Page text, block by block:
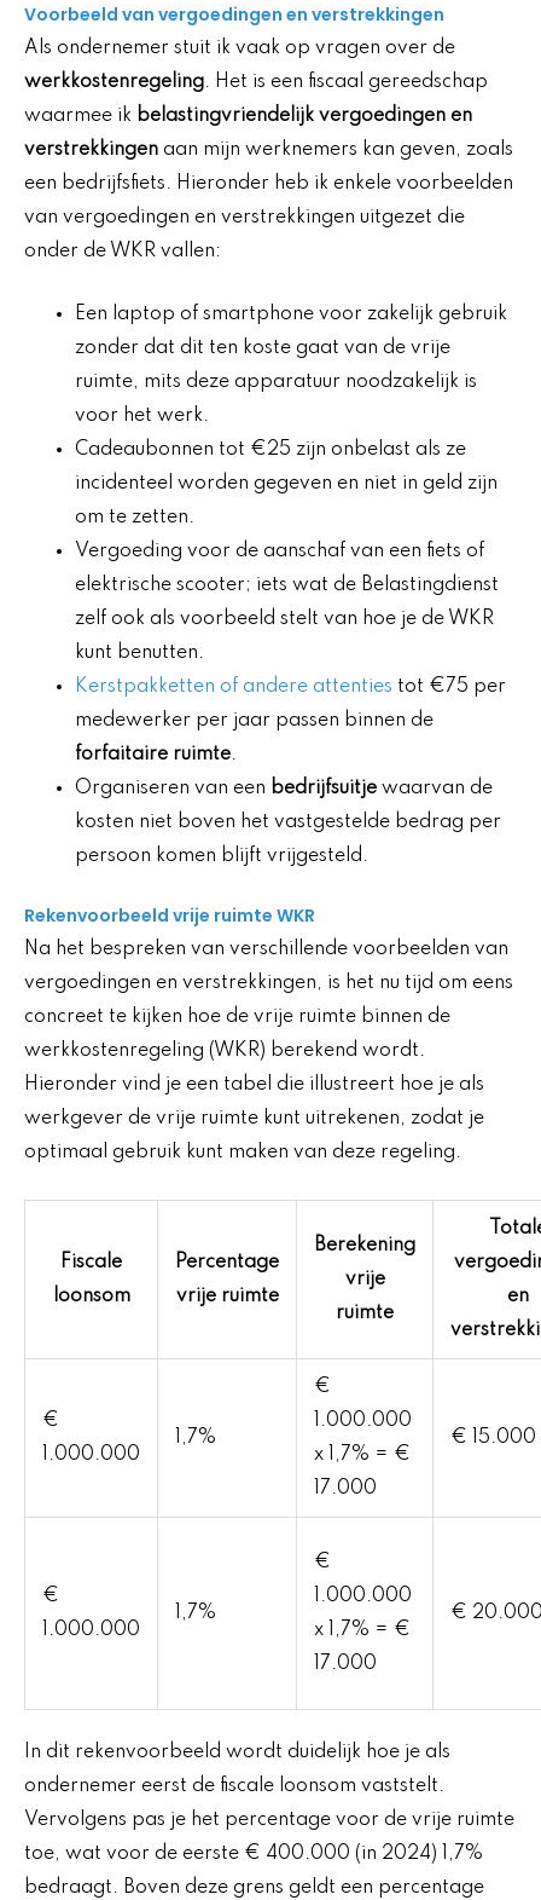
Voorbeeld van vergoedingen en verstrekkingen
Als ondernemer stuit ik vaak op vragen over de
werkkostenregeling. Het is een fiscaal gereedschap
waarmee ik belastingvriendelijk vergoedingen en
verstrekkingen aan mijn werknemers kan geven, zoals
een bedrijfsfiets. Hieronder heb ik enkele voorbeelden
van vergoedingen en verstrekkingen uitgezet die
onder de WKR vallen:
Een laptop of smartphone voor zakelijk gebruik
zonder dat dit ten koste gaat van de vrije
ruimte, mits deze apparatuur noodzakelijk is
voor het werk.
Cadeaubonnen tot €25 zijn onbelast als ze
incidenteel worden gegeven en niet in geld zijn
om te zetten.
Vergoeding voor de aanschaf van een fiets of
elektrische scooter; iets wat de Belastingdienst
zelf ook als voorbeeld stelt van hoe je de WKR
kunt benutten.
Kerstpakketten of andere attenties tot €75 per
medewerker per jaar passen binnen de
forfaitaire ruimte.
Organiseren van een bedrijfsuitje waarvan de
kosten niet boven het vastgestelde bedrag per
persoon komen blijft vrijgesteld.
Rekenvoorbeeld vrije ruimte WKR
Na het bespreken van verschillende voorbeelden van
vergoedingen en verstrekkingen, is het nu tijd om eens
concreet te kijken hoe de vrije ruimte binnen de
werkkostenregeling (WKR) berekend wordt.
Hieronder vind je een tabel die illustreert hoe je als
werkgever de vrije ruimte kunt uitrekenen, zodat je
optimaal gebruik kunt maken van deze regeling.
Fiscale
loonsom
Percentage
vrije ruimte
Berekening
vrije
ruimte
en
€
1.000.000
1,7%
€
1.000.000
x 1,7% = €
17.000
€ 15.000
€
1.000.000
1,7%
€
1.000.000
x 1,7% = €
17.000
€
In dit rekenvoorbeeld wordt duidelijk hoe je als
ondernemer eerst de fiscale loonsom vaststelt.
Vervolgens pas je het percentage voor de vrije ruimte
toe, wat voor de eerste € 400.000 (in 2024) 1,7%
bedraagt. Boven deze grens geldt een percentage